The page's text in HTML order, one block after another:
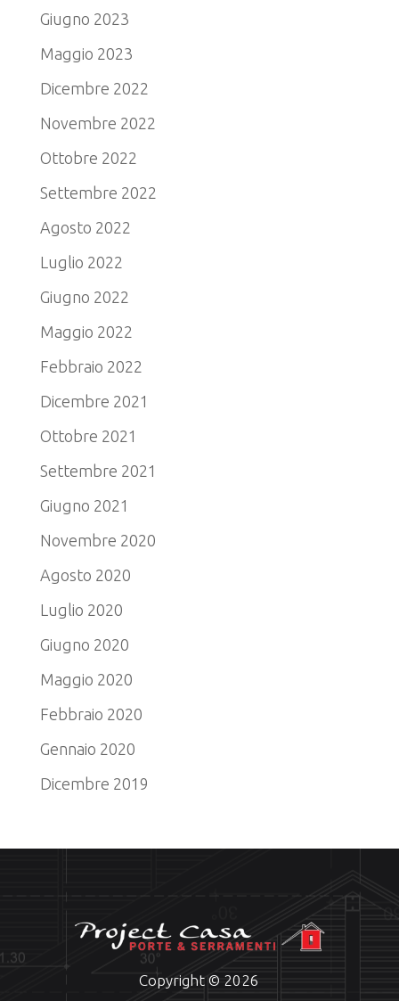
Giugno 2023
Maggio 2023
Dicembre 2022
Novembre 2022
Ottobre 2022
Settembre 2022
Agosto 2022
Luglio 2022
Giugno 2022
Maggio 2022
Febbraio 2022
Dicembre 2021
Ottobre 2021
Settembre 2021
Giugno 2021
Novembre 2020
Agosto 2020
Luglio 2020
Giugno 2020
Maggio 2020
Febbraio 2020
Gennaio 2020
Dicembre 2019
Copyright © 2026